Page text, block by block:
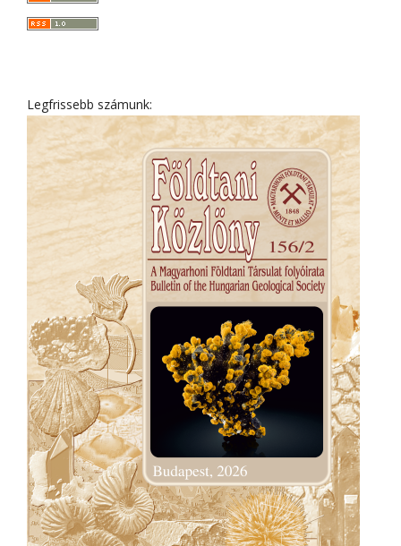
Legfrissebb számunk: